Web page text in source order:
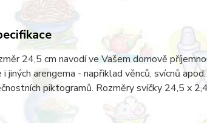
24,5 cm navodí ve Vašem domově
i jiných arengema - napřiklad věnců, svícnů
piktogramů. Rozměry svíčky 24,5 x